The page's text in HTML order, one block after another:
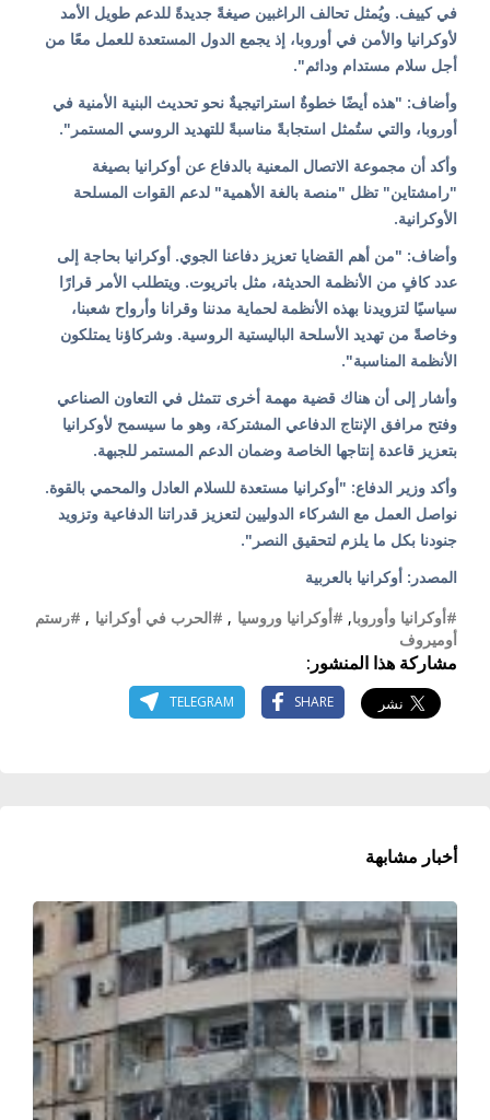
في كييف. ويُمثل تحالف الراغبين صيغةً جديدةً للدعم طويل الأمد
لأوكرانيا والأمن في أوروبا، إذ يجمع الدول المستعدة للعمل معًا من
أجل سلام مستدام ودائم".
وأضاف: "هذه أيضًا خطوةٌ استراتيجيةٌ نحو تحديث البنية الأمنية في
أوروبا، والتي ستُمثل استجابةً مناسبةً للتهديد الروسي المستمر".
وأكد أن مجموعة الاتصال المعنية بالدفاع عن أوكرانيا بصيغة
"رامشتاين" تظل "منصة بالغة الأهمية" لدعم القوات المسلحة
الأوكرانية.
وأضاف: "من أهم القضايا تعزيز دفاعنا الجوي. أوكرانيا بحاجة إلى
عدد كافٍ من الأنظمة الحديثة، مثل باتريوت. ويتطلب الأمر قرارًا
سياسيًا لتزويدنا بهذه الأنظمة لحماية مدننا وقرانا وأرواح شعبنا،
وخاصةً من تهديد الأسلحة الباليستية الروسية. وشركاؤنا يمتلكون
الأنظمة المناسبة".
وأشار إلى أن هناك قضية مهمة أخرى تتمثل في التعاون الصناعي
وفتح مرافق الإنتاج الدفاعي المشتركة، وهو ما سيسمح لأوكرانيا
بتعزيز قاعدة إنتاجها الخاصة وضمان الدعم المستمر للجبهة.
وأكد وزير الدفاع: "أوكرانيا مستعدة للسلام العادل والمحمي بالقوة.
نواصل العمل مع الشركاء الدوليين لتعزيز قدراتنا الدفاعية وتزويد
جنودنا بكل ما يلزم لتحقيق النصر".
المصدر: أوكرانيا بالعربية
#أوكرانيا وأوروبا, #أوكرانيا وروسيا , #الحرب في أوكرانيا , #رستم
أوميروف
مشاركة هذا المنشور:
SHARE
TELEGRAM
أخبار مشابهة